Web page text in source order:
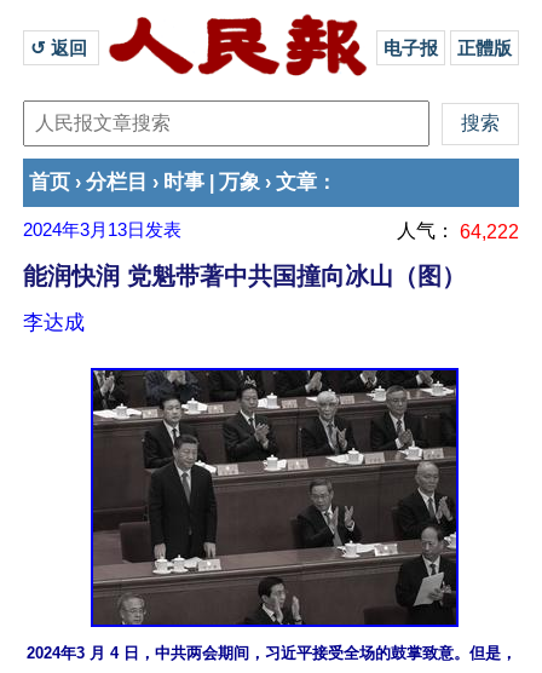
↺ 返回 电子报 正體版
首页 › 分栏目 › 时事 万象 › 文章 ：
2024年3月13日 发表 人气： 64,222
能润快润 党魁带著中共国撞向冰山（图）
李达成
2024年3 月 4 日，中共两会期间，习近平接受全场的鼓掌致意。但是，